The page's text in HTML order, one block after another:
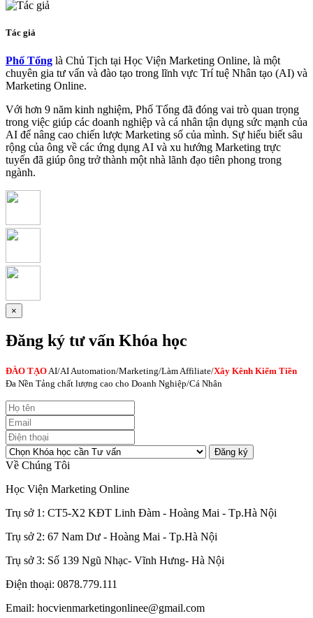
Tác giả
Phố Tổng là Chủ Tịch tại Học Viện Marketing Online, là một
chuyên gia tư vấn và đào tạo trong lĩnh vực Trí tuệ Nhân tạo (AI) và
Marketing Online.
Với hơn 9 năm kinh nghiệm, Phố Tổng đã đóng vai trò quan trọng
trong việc giúp các doanh nghiệp và cá nhân tận dụng sức mạnh của
AI để nâng cao chiến lược Marketing số của mình. Sự hiểu biết sâu
rộng của ông về các ứng dụng AI và xu hướng Marketing trực
tuyến đã giúp ông trở thành một nhà lãnh đạo tiên phong trong
ngành.
×
Đăng ký tư vấn Khóa học
ĐÀO TẠOAI/AI Automation/Marketing/Làm Affiliate/Xây Kênh Kiếm Tiền
Đa Nền Tảng chất lượng cao cho Doanh Nghiệp/Cá Nhân
Đăng ký
Về Chúng Tôi
Học Viện Marketing Online
Trụ sở 1: CT5-X2 KĐT Linh Đàm - Hoàng Mai - Tp.Hà Nội
Trụ sở 2: 67 Nam Dư - Hoàng Mai - Tp.Hà Nội
Trụ sở 3: Số 139 Ngũ Nhạc- Vĩnh Hưng- Hà Nội
Điện thoại: 0878.779.111
Email: hocvienmarketingonlinee@gmail.com